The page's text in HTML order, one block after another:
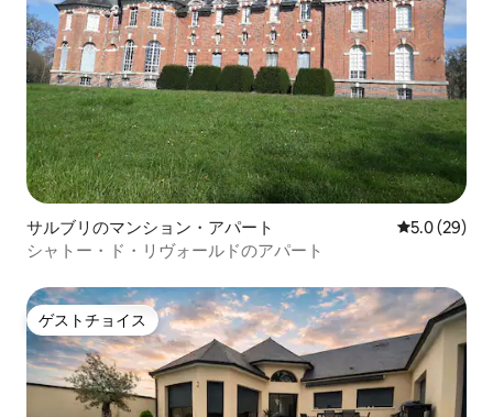
サルブリのマンション・アパート レビュー29
5.0 (29)
シャトー・ド・リヴォールドのアパート
ゲストチョイス
ゲストチョイス